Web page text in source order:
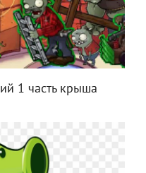
1 часть крыша